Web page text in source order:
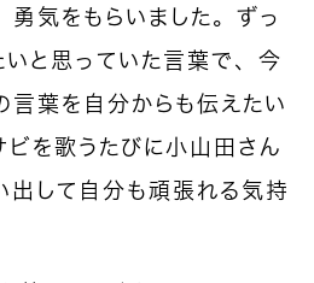
勇気をもらいました。ずっ
いと思っていた言葉で、今
言葉を自分からも伝えたい
ビを歌うたびに小山田さん
出して自分も頑張れる気持